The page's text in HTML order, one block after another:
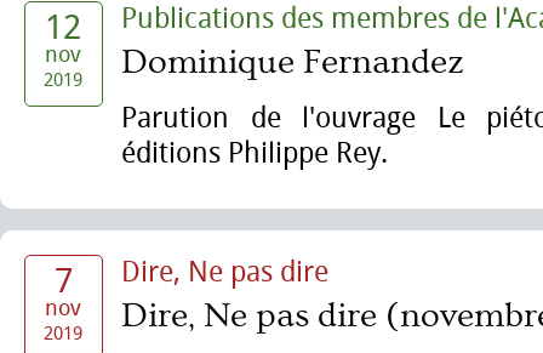
12
nov
2019
Publications des membres de
Dominique Fernandez
Parution de l'ouvrage Le
éditions Philippe Rey.
7
nov
2019
Dire, Ne pas dire
Dire, Ne pas dire